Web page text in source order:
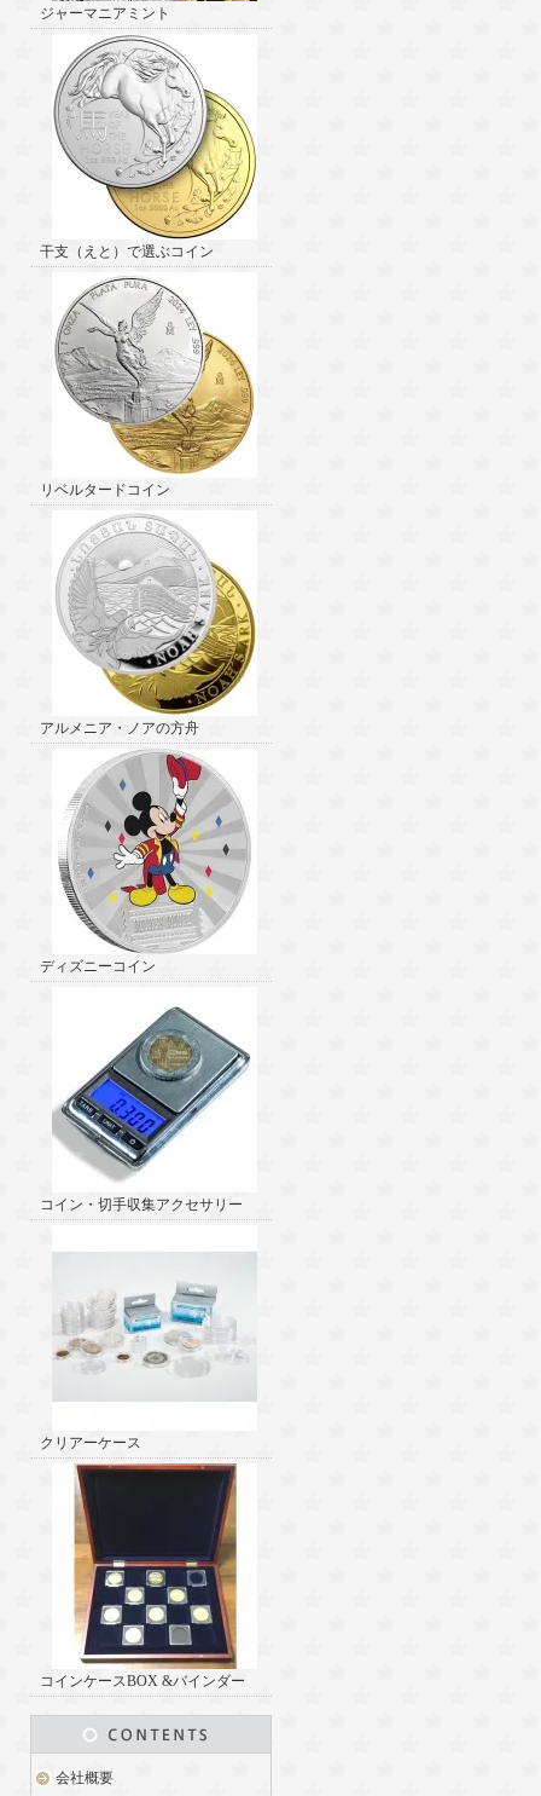
ジャーマニアミント
干支（えと）で選ぶコイン
リベルタードコイン
アルメニア・ノアの方舟
ディズニーコイン
コイン・切手収集アクセサリー
クリアーケース
コインケースBOX &バインダー
会社概要